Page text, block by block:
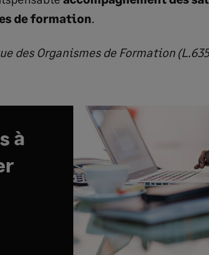
de formation.
des Organismes de Formation
à